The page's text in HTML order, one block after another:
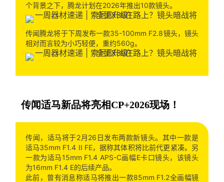
个背景之下，腾龙计划在2026年推出10款镜头。
传闻腾龙将于下周发布一款35-100mm F2.8镜头，镜头
相对而言较为小巧轻便，重约560g。
传闻适马新品将亮相CP+2026现场！
传闻，适马将于2月26日发布两款新镜头。其中一款是
适马35mm F1.4 II FE，据称其体积将比前代更紧凑。另
一款为适马15mm F1.4 APS-C画幅E卡口镜头，该镜头
为16mm F1.4 E的后续产品。
此前，曾有消息称适马将推出一款85mm F1.2全画幅镜